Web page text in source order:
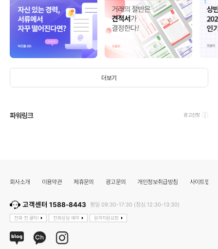
더보기
파워링크 광고신청
회사소개 이용약관 제휴문의 광고문의 개인정보취급방침 사이트맵
고객센터 1588-8443 평일 09:30-17:30 (점심 12:30-13:30)
전화 전 클릭! 전화상담 예약 원격지원요청